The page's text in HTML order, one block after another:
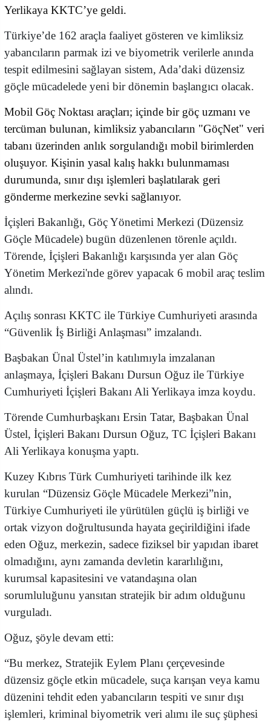
Yerlikaya KKTC’ye geldi.
Türkiye’de 162 araçla faaliyet gösteren ve kimliksiz
yabancıların parmak izi ve biyometrik verilerle anında
tespit edilmesini sağlayan sistem, Ada’daki düzensiz
göçle mücadelede yeni bir dönemin başlangıcı olacak.
Mobil Göç Noktası araçları; içinde bir göç uzmanı ve
tercüman bulunan, kimliksiz yabancıların "GöçNet" veri
tabanı üzerinden anlık sorgulandığı mobil birimlerden
oluşuyor. Kişinin yasal kalış hakkı bulunmaması
durumunda, sınır dışı işlemleri başlatılarak geri
gönderme merkezine sevki sağlanıyor.
İçişleri Bakanlığı, Göç Yönetimi Merkezi (Düzensiz
Göçle Mücadele) bugün düzenlenen törenle açıldı.
Törende, İçişleri Bakanlığı karşısında yer alan Göç
Yönetim Merkezi'nde görev yapacak 6 mobil araç teslim
alındı.
Açılış sonrası KKTC ile Türkiye Cumhuriyeti arasında
“Güvenlik İş Birliği Anlaşması” imzalandı.
Başbakan Ünal Üstel’in katılımıyla imzalanan
anlaşmaya, İçişleri Bakanı Dursun Oğuz ile Türkiye
Cumhuriyeti İçişleri Bakanı Ali Yerlikaya imza koydu.
Törende Cumhurbaşkanı Ersin Tatar, Başbakan Ünal
Üstel, İçişleri Bakanı Dursun Oğuz, TC İçişleri Bakanı
Ali Yerlikaya konuşma yaptı.
Kuzey Kıbrıs Türk Cumhuriyeti tarihinde ilk kez
kurulan “Düzensiz Göçle Mücadele Merkezi”nin,
Türkiye Cumhuriyeti ile yürütülen güçlü iş birliği ve
ortak vizyon doğrultusunda hayata geçirildiğini ifade
eden Oğuz, merkezin, sadece fiziksel bir yapıdan ibaret
olmadığını, aynı zamanda devletin kararlılığını,
kurumsal kapasitesini ve vatandaşına olan
sorumluluğunu yansıtan stratejik bir adım olduğunu
vurguladı.
Oğuz, şöyle devam etti:
“Bu merkez, Stratejik Eylem Planı çerçevesinde
düzensiz göçle etkin mücadele, suça karışan veya kamu
düzenini tehdit eden yabancıların tespiti ve sınır dışı
işlemleri, kriminal biyometrik veri alımı ile suç şüphesi